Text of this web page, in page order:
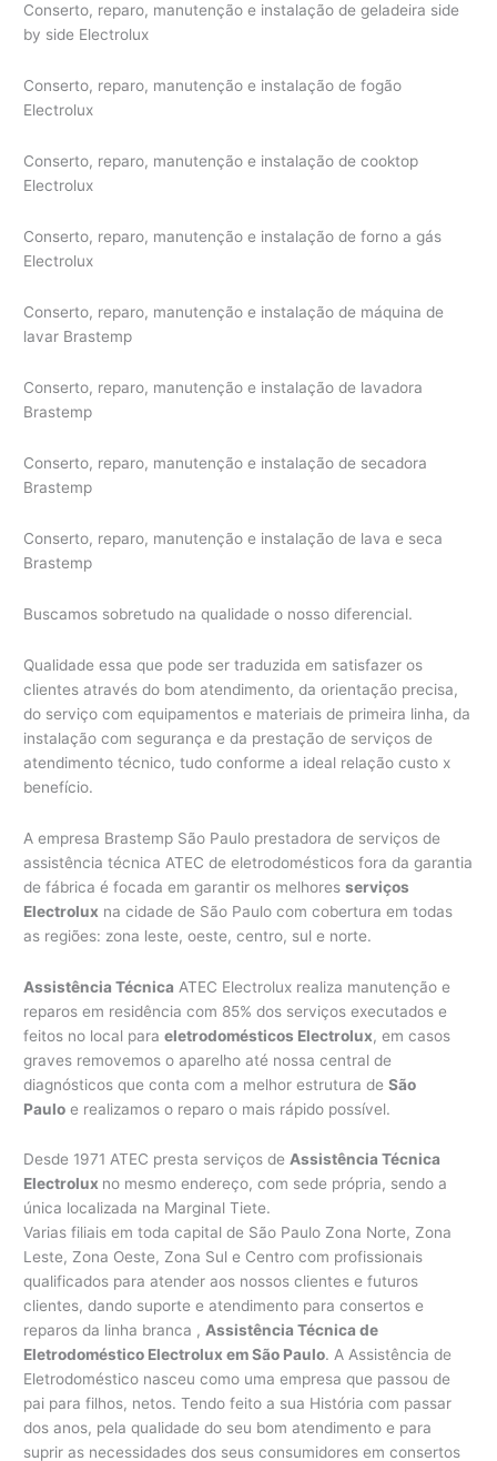
Conserto, reparo, manutenção e instalação de geladeira side
by side Electrolux
Conserto, reparo, manutenção e instalação de fogão
Electrolux
Conserto, reparo, manutenção e instalação de cooktop
Electrolux
Conserto, reparo, manutenção e instalação de forno a gás
Electrolux
Conserto, reparo, manutenção e instalação de máquina de
lavar Brastemp
Conserto, reparo, manutenção e instalação de lavadora
Brastemp
Conserto, reparo, manutenção e instalação de secadora
Brastemp
Conserto, reparo, manutenção e instalação de lava e seca
Brastemp
Buscamos sobretudo na qualidade o nosso diferencial.
Qualidade essa que pode ser traduzida em satisfazer os
clientes através do bom atendimento, da orientação precisa,
do serviço com equipamentos e materiais de primeira linha, da
instalação com segurança e da prestação de serviços de
atendimento técnico, tudo conforme a ideal relação custo x
benefício.
A empresa Brastemp São Paulo prestadora de serviços de
assistência técnica ATEC de eletrodomésticos fora da garantia
de fábrica é focada em garantir os melhoresserviços
Electrolux na cidade de São Paulo com cobertura em todas
as regiões: zona leste, oeste, centro, sul e norte.
Assistência Técnica ATEC Electrolux realiza manutenção e
reparos em residência com 85% dos serviços executados e
feitos no local paraeletrodomésticos Electrolux, em casos
graves removemos o aparelho até nossa central de
diagnósticos que conta com a melhor estrutura deSão
Paulo e realizamos o reparo o mais rápido possível.
Desde 1971 ATEC presta serviços deAssistência Técnica
Electrolux no mesmo endereço, com sede própria, sendo a
única localizada na Marginal Tiete.
Varias filiais em toda capital de São Paulo Zona Norte, Zona
Leste, Zona Oeste, Zona Sul e Centro com profissionais
qualificados para atender aos nossos clientes e futuros
clientes, dando suporte e atendimento para consertos e
reparos da linha branca ,Assistência Técnica de
Eletrodoméstico Electrolux em São Paulo. A Assistência de
Eletrodoméstico nasceu como uma empresa que passou de
pai para filhos, netos. Tendo feito a sua História com passar
dos anos, pela qualidade do seu bom atendimento e para
suprir as necessidades dos seus consumidores em consertos